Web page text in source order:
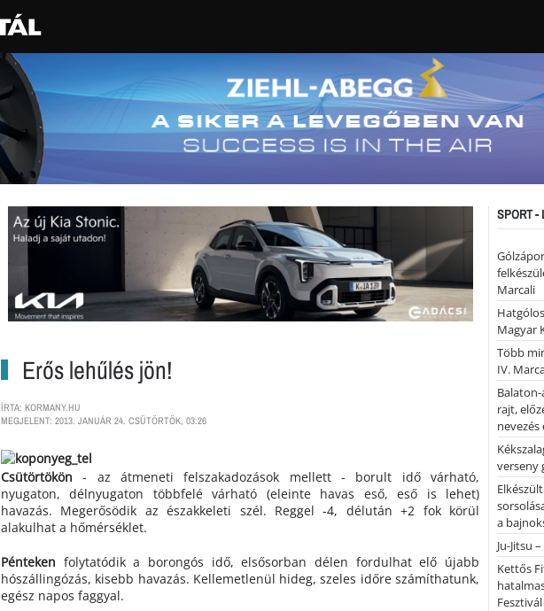
Erős lehűlés jön!
ÍRTA: KORMANY.HU
MEGJELENT: 2013. JANUÁR 24. CSÜTÖRTÖK, 03:26
Csütörtökön- az átmeneti felszakadozások mellett - borult idő várható,
nyugaton, délnyugaton többfelé várható (eleinte havas eső, eső is lehet)
havazás. Megerősödik az északkeleti szél. Reggel -4, délután +2 fok körül
alakulhat a hőmérséklet.
Pénteken folytatódik a borongós idő, elsősorban délen fordulhat elő újabb
hószállingózás, kisebb havazás. Kellemetlenül hideg, szeles időre számíthatunk,
egész napos faggyal.
SPORT -
Marcali
Magyar
Több
IV.
Balaton-
rajt,
verseny
a
Ju-Jitsu
Kettős